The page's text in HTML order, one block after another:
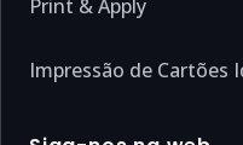
Print & Apply
Impressão de Cartões